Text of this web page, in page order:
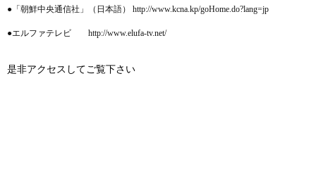
●「朝鮮中央通信社」（日本語） http://www.kcna.kp/goHome.do?lang=jp
●エルファテレビ http://www.elufa-tv.net/
是非アクセスしてご覧下さい